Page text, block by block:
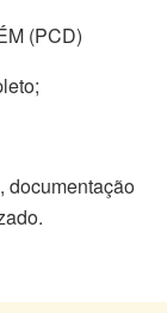
(PCD)
documentação